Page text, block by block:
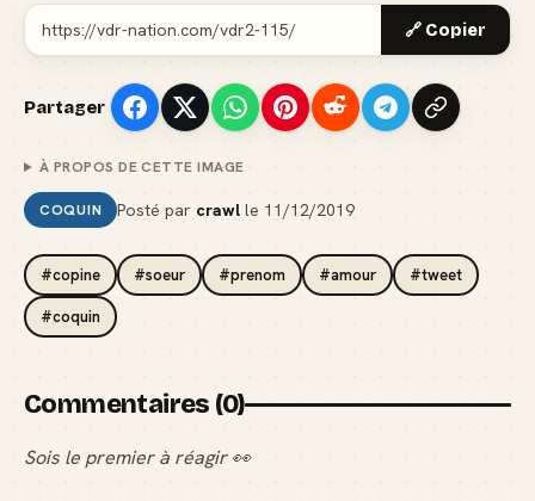
🔗 Copier
Partager
À PROPOS DE CETTE IMAGE
COQUIN Posté par crawl le 11/12/2019
#copine #soeur #prenom #amour #tweet
#coquin
Commentaires (0)
Sois le premier à réagir 👀